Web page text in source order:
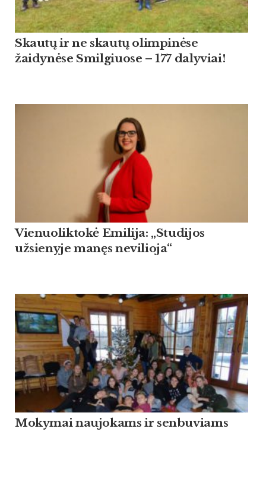
Skautų ir ne skautų olimpinėse
žaidynėse Smilgiuose – 177 dalyviai!
Vienuoliktokė Emilija: „Studijos
užsienyje manęs nevilioja“
Mokymai naujokams ir senbuviams